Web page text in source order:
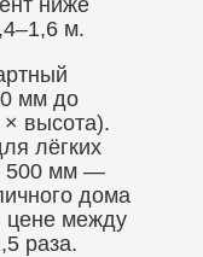
ниже
м.
мм до
высота).
лёгких
500 мм —
дома
цене между
раза.